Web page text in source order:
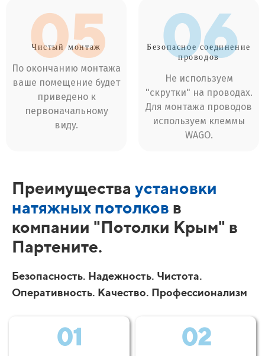
05
Чистый монтаж
По окончанию монтажа
ваше помещение будет
приведено к
первоначальному
виду.
06
Безопасное соединение
проводов
Не используем
"скрутки" на проводах.
Для монтажа проводов
используем клеммы
WAGO.
Преимущества установки
натяжных потолков в
компании "Потолки Крым" в
Партените.
Безопасность. Надежность. Чистота.
Оперативность. Качество. Профессионализм
01 02